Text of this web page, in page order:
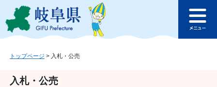
ジ
ュ
このページの本文へ
ュ
トップページ > 入札・公売
入札・公売